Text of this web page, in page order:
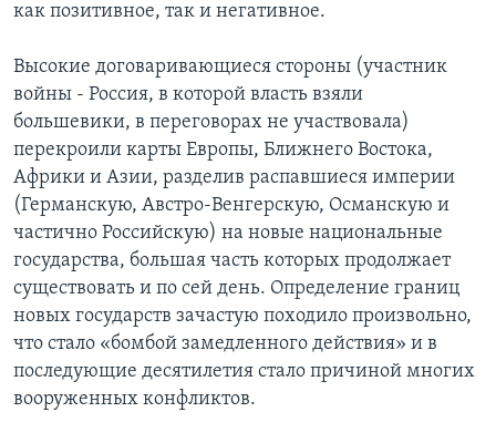
как позитивное, так и негативное.
Высокие договаривающиеся стороны (участник
войны - Россия, в которой власть взяли
большевики, в переговорах не участвовала)
перекроили карты Европы, Ближнего Востока,
Африки и Азии, разделив распавшиеся империи
(Германскую, Австро-Венгерскую, Османскую и
частично Российскую) на новые национальные
государства, большая часть которых продолжает
существовать и по сей день. Определение границ
новых государств зачастую походило произвольно,
что стало «бомбой замедленного действия» и в
последующие десятилетия стало причиной многих
вооруженных конфликтов.